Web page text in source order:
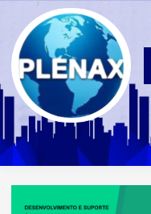
content